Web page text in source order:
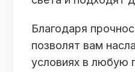
Благодаря
позволят вам
условиях в любую